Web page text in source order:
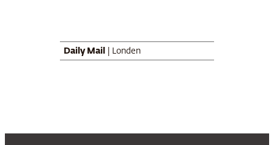
Daily Mail | Londen